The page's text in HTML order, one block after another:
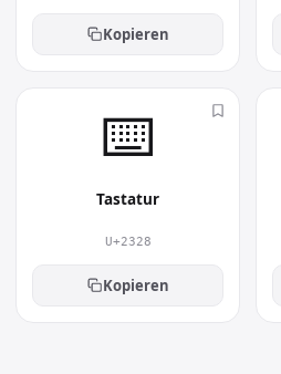
Kopieren
⌨︎
Tastatur
U+2328
Kopieren